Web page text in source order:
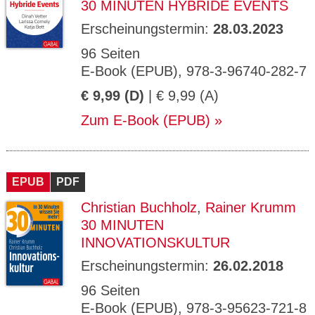
30 MINUTEN HYBRIDE EVENTS
Erscheinungstermin: 28.03.2023
96 Seiten
E-Book (EPUB), 978-3-96740-282-7
€ 9,99 (D) | € 9,99 (A)
Zum E-Book (EPUB)
EPUB PDF
Christian Buchholz, Rainer Krumm
30 MINUTEN
INNOVATIONSKULTUR
Erscheinungstermin: 26.02.2018
96 Seiten
E-Book (EPUB), 978-3-95623-721-8